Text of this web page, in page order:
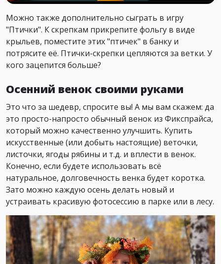
Можно также дополнительно сыграть в игру
"Птички". К скрепкам прикрепите фольгу в виде
крыльев, поместите этих "птичек" в банку и
потрясите её. Птички-скрепки цепляются за ветки. У
кого зацепится больше?
Осенний венок своими руками
Это что за шедевр, спросите вы! А мы вам скажем: да
это просто-напросто обычный венок из Фикспрайса,
который можно качественно улучшить. Купить
искусственные (или добыть настоящие) веточки,
листочки, ягоды рябины и т.д. и вплести в венок.
Конечно, если будете использовать всё
натуральное, долговечность венка будет коротка.
Зато можно каждую осень делать новый и
устраивать красивую фотосессию в парке или в лесу.